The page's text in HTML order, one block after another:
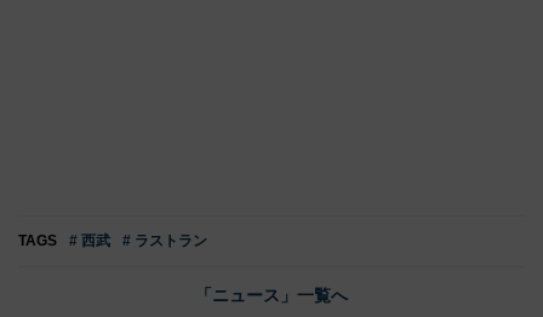
TAGS # 西武 # ラストラン
「ニュース」一覧へ